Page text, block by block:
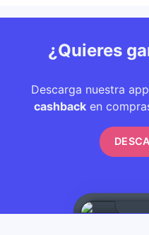
¿Quieres
Descarga nuestra
cashback en